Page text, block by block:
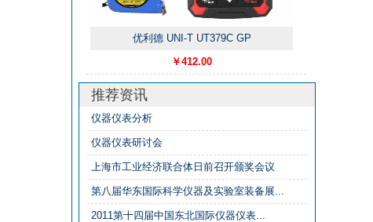
优利德 UNI-T UT379C GP
￥412.00
推荐资讯
仪器仪表分析
仪器仪表研讨会
上海市工业经济联合体日前召开颁奖会议
第八届华东国际科学仪器及实验室装备展...
2011第十四届中国东北国际仪器仪表...